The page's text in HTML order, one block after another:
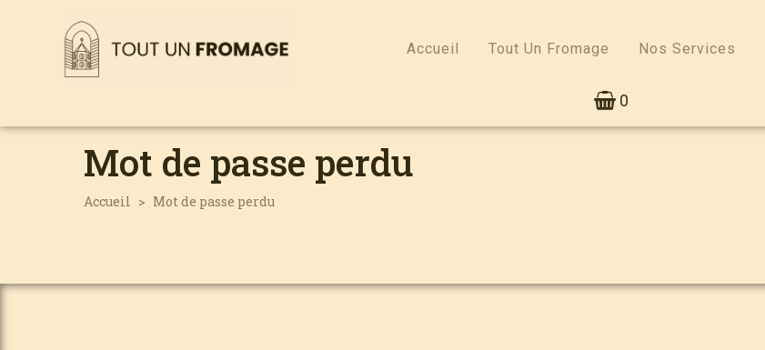
Accueil Tout Un Fromage Nos Services
0
Mot de passe perdu
Accueil Mot de passe perdu